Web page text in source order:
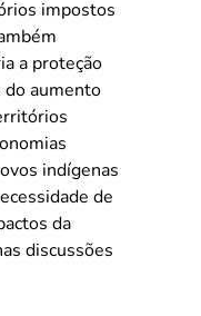
impostos
a proteção
aumento
indígenas
de
da
discussões